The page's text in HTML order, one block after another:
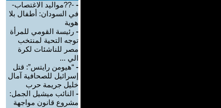
- -??مواليد الاغتصاب-
في السودان: أطفال بلا
هوية
- رئيسة القومي للمرأة
توجه التحية لمنتخب
مصر للناشئات لكرة
الي ...
- “هيومن رايتس”: قتل
إسرائيل للصحافية آمال
خليل جريمة حرب
- النائب ميشيل الجمل:
مشروع قانون مواجهة